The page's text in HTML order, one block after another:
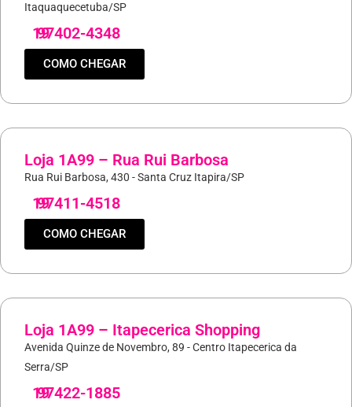
Itaquaquecetuba/SP
19
97402-4348
COMO CHEGAR
Loja 1A99 – Rua Rui Barbosa
Rua Rui Barbosa, 430 - Santa Cruz Itapira/SP
19
97411-4518
COMO CHEGAR
Loja 1A99 – Itapecerica Shopping
Avenida Quinze de Novembro, 89 - Centro Itapecerica da
Serra/SP
19
97422-1885